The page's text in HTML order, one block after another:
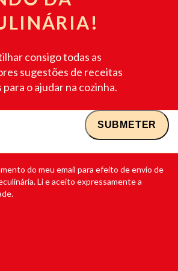
consigo todas as
sugestões de receitas
o ajudar na cozinha.
do meu email para efeito de envio de
Li e aceito expressamente a